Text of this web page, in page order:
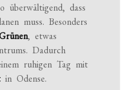
überwältigend, dass
muss. Besonders
, etwas
Dadurch
ruhigen Tag mit
in Odense.